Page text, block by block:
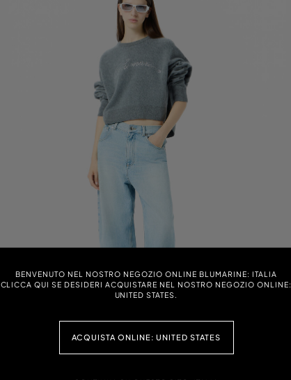
BENVENUTO NEL NOSTRO NEGOZIO ONLINE BLUMARINE: ITALIA
CLICCA QUI SE DESIDERI ACQUISTARE NEL NOSTRO NEGOZIO ONLINE:
UNITED STATES.
ACQUISTA ONLINE: UNITED STATES